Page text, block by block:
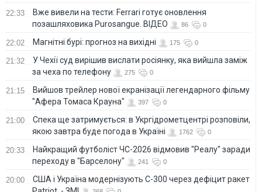
22:33
Вже вивели на тести: Ferrari готує оновлення
позашляховика Purosangue. ВІДЕО
86 0
22:02 Магнітні бурі: прогноз на вихідні 175 0
21:32
У Чехії суд вирішив вислати росіянку, яка вийшла заміж
за чеха по телефону
275 0
21:15
Вийшов трейлер нової екранізації легендарного фільму
"Афера Томаса Крауна"
397 0
21:00
Спека ще затримується: в Укргідрометцентрі розповіли,
якою завтра буде погода в Україні
1762 0
20:33
Найкращий футболіст ЧС-2026 відмовив "Реалу" заради
переходу в "Барселону"
241 0
20:00
США і Україна модернізують С-300 через дефіцит ракет